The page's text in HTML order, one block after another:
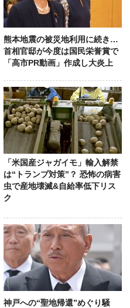
熊本地震の被災地利用に続き…
首相官邸が今度は国民栄誉賞で
「高市PR動画」作成し大炎上
「米国産ジャガイモ」輸入解禁
は“トランプ対策”？ 恐怖の病害
虫で産地壊滅&自給率低下リス
ク
神戸への“聖地帰還”めぐり騒